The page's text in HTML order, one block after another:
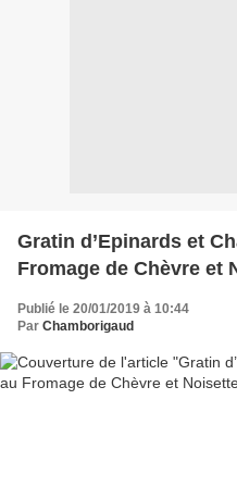
Gratin d’Epinards et
Fromage de Chèvre et
Publié le 20/01/2019 à 10:44
Par Chamborigaud